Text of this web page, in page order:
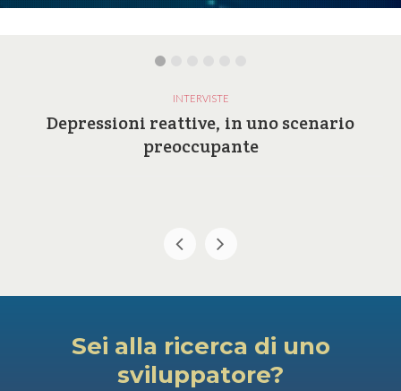
INTERVISTE
Depressioni reattive, in uno scenario
preoccupante
Sei alla ricerca di uno
sviluppatore?